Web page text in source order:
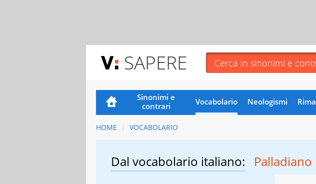
SAPERE
Sinonimi e
contrari
Vocabolario Neologismi
HOME VOCABOLARIO
Dal vocabolario italiano: Palladiano